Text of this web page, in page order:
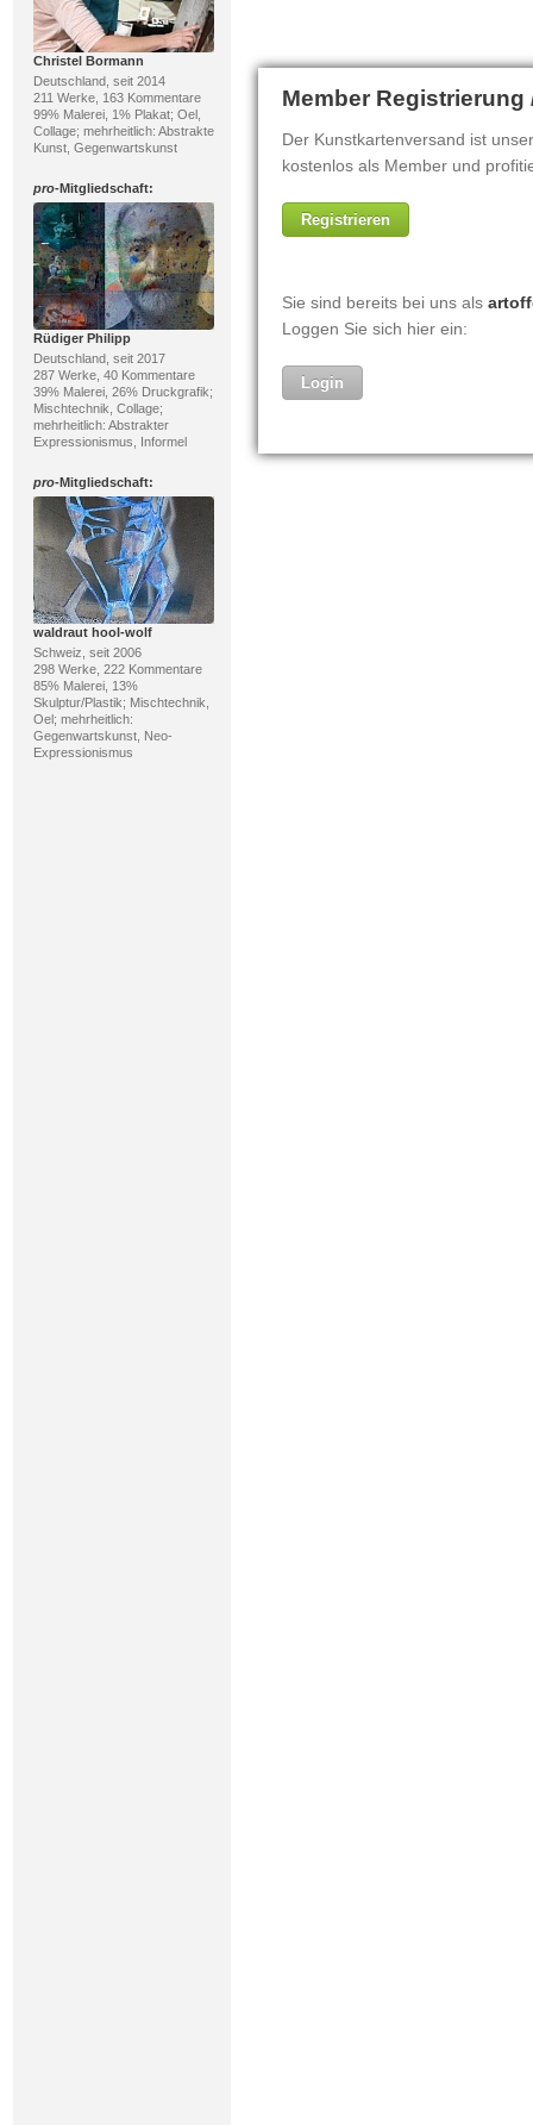
Christel Bormann
Deutschland, seit 2014
211 Werke, 163 Kommentare
99% Malerei, 1% Plakat; Oel,
Collage; mehrheitlich: Abstrakte
Kunst, Gegenwartskunst
pro-Mitgliedschaft:
Rüdiger Philipp
Deutschland, seit 2017
287 Werke, 40 Kommentare
39% Malerei, 26% Druckgrafik;
Mischtechnik, Collage;
mehrheitlich: Abstrakter
Expressionismus, Informel
pro-Mitgliedschaft:
waldraut hool-wolf
Schweiz, seit 2006
298 Werke, 222 Kommentare
85% Malerei, 13%
Skulptur/Plastik; Mischtechnik,
Oel; mehrheitlich:
Gegenwartskunst, Neo-
Expressionismus